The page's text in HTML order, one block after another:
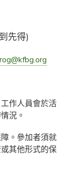
先得)
作人員會於活
況。
。參加者須就
其他形式的保